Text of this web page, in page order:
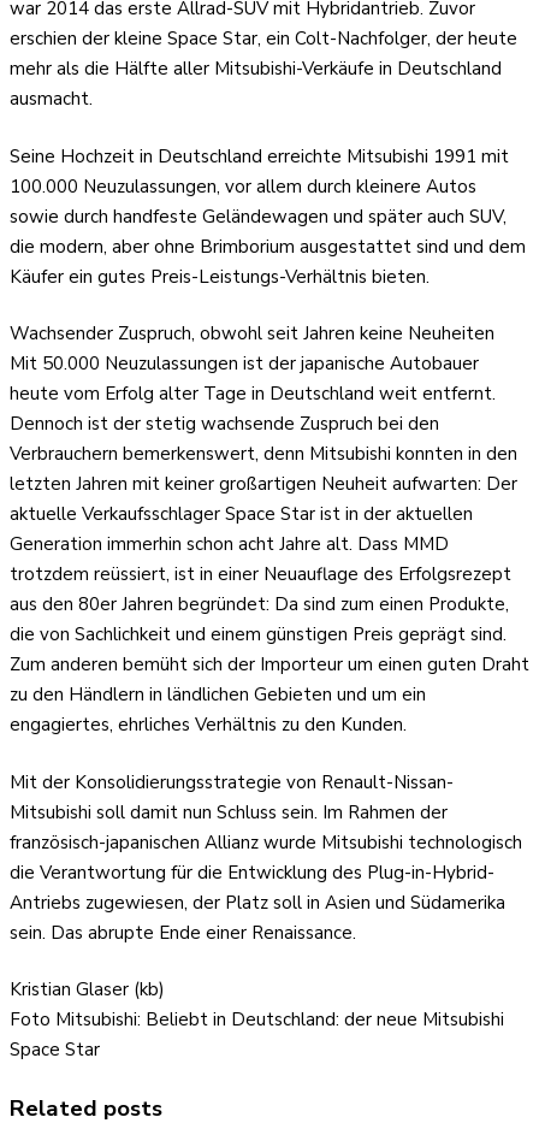
war 2014 das erste Allrad-SUV mit Hybridantrieb. Zuvor
erschien der kleine Space Star, ein Colt-Nachfolger, der heute
mehr als die Hälfte aller Mitsubishi-Verkäufe in Deutschland
ausmacht.
Seine Hochzeit in Deutschland erreichte Mitsubishi 1991 mit
100.000 Neuzulassungen, vor allem durch kleinere Autos
sowie durch handfeste Geländewagen und später auch SUV,
die modern, aber ohne Brimborium ausgestattet sind und dem
Käufer ein gutes Preis-Leistungs-Verhältnis bieten.
Wachsender Zuspruch, obwohl seit Jahren keine Neuheiten
Mit 50.000 Neuzulassungen ist der japanische Autobauer
heute vom Erfolg alter Tage in Deutschland weit entfernt.
Dennoch ist der stetig wachsende Zuspruch bei den
Verbrauchern bemerkenswert, denn Mitsubishi konnten in den
letzten Jahren mit keiner großartigen Neuheit aufwarten: Der
aktuelle Verkaufsschlager Space Star ist in der aktuellen
Generation immerhin schon acht Jahre alt. Dass MMD
trotzdem reüssiert, ist in einer Neuauflage des Erfolgsrezept
aus den 80er Jahren begründet: Da sind zum einen Produkte,
die von Sachlichkeit und einem günstigen Preis geprägt sind.
Zum anderen bemüht sich der Importeur um einen guten Draht
zu den Händlern in ländlichen Gebieten und um ein
engagiertes, ehrliches Verhältnis zu den Kunden.
Mit der Konsolidierungsstrategie von Renault-Nissan-
Mitsubishi soll damit nun Schluss sein. Im Rahmen der
französisch-japanischen Allianz wurde Mitsubishi technologisch
die Verantwortung für die Entwicklung des Plug-in-Hybrid-
Antriebs zugewiesen, der Platz soll in Asien und Südamerika
sein. Das abrupte Ende einer Renaissance.
Kristian Glaser (kb)
Foto Mitsubishi: Beliebt in Deutschland: der neue Mitsubishi
Space Star
Related posts